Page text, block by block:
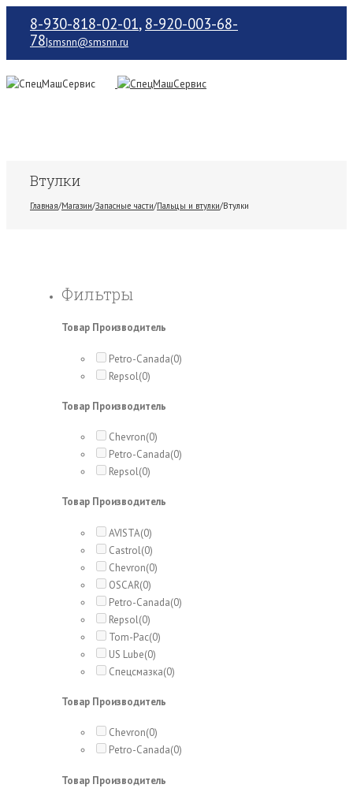
8-930-818-02-01, 8-920-003-68-
78|smsnn@smsnn.ru
Втулки
Главная/Магазин/Запасные части/Пальцы и втулки/Втулки
Фильтры
Товар Производитель
Petro-Canada(0)
Repsol(0)
Товар Производитель
Chevron(0)
Petro-Canada(0)
Repsol(0)
Товар Производитель
AVISTA(0)
Castrol(0)
Chevron(0)
OSCAR(0)
Petro-Canada(0)
Repsol(0)
Tom-Pac(0)
US Lube(0)
Спецсмазка(0)
Товар Производитель
Chevron(0)
Petro-Canada(0)
Товар Производитель